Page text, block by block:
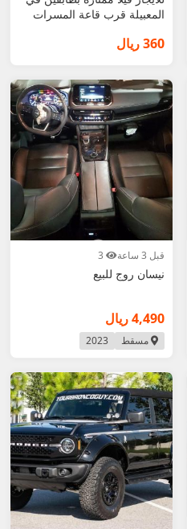
المعبيلة قرب قاعة المسرات
360 ريال
قبل 3 ساعة
نيسان روج للبيع
4,490 ريال
مسقط 2023